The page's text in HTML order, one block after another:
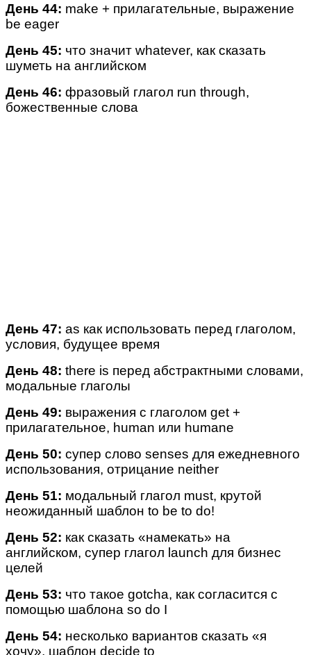
День 44: make + прилагательные, выражение
be eager
День 45: что значит whatever, как сказать
шуметь на английском
День 46: фразовый глагол run through,
божественные слова
День 47: as как использовать перед глаголом,
условия, будущее время
День 48: there is перед абстрактными словами,
модальные глаголы
День 49: выражения с глаголом get +
прилагательное, human или humane
День 50: супер слово senses для ежедневного
использования, отрицание neither
День 51: модальный глагол must, крутой
неожиданный шаблон to be to do!
День 52: как сказать «намекать» на
английском, супер глагол launch для бизнес
целей
День 53: что такое gotcha, как согласится с
помощью шаблона so do I
День 54: несколько вариантов сказать «я
хочу», шаблон decide to